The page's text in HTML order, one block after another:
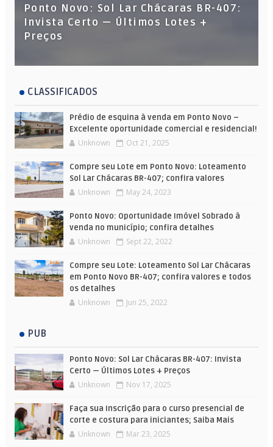
Ponto Novo: Sol Lar Chácaras BR-407:
Invista Certo — Últimos Lotes +
Preços
CLASSIFICADOS
Prédio de esquina à venda em Ponto Novo –
Excelente oportunidade comercial e residencial!
Unknown Oct 21, 2025
Compre seu Lote em Ponto Novo: Loteamento
Sol Lar Chácaras BR-407; confira valores
Unknown May 24, 2023
Ponto Novo: Oportunidade Imóvel Sobrado à
venda no município; confira detalhes
Unknown Sept 22, 2022
Compre seu Lote: Loteamento Sol Lar Chácaras
em Ponto Novo BR-407; confira valores e todos
os detalhes
Unknown Jun 25, 2022
PUB
Ponto Novo: Sol Lar Chácaras BR-407: Invista
Certo — Últimos Lotes + Preços
Unknown Nov 17, 2025
Faça sua Inscrição para o curso presencial de
corte e costura para iniciantes; Saiba Mais
Unknown Mar 23, 2025